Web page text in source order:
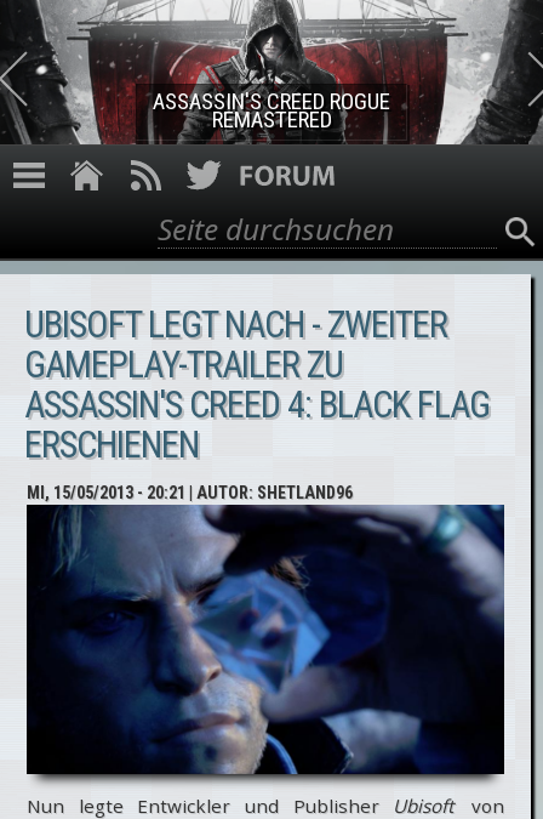
Direkt zum Inhalt
ASSASSIN'S CREED ROGUE
REMASTERED
Suchformular
Suche
UBISOFT LEGT NACH - ZWEITER
GAMEPLAY-TRAILER ZU
ASSASSIN'S CREED 4: BLACK FLAG
ERSCHIENEN
MI, 15/05/2013 - 20:21 | AUTOR: SHETLAND96
Nun legte Entwickler und Publisher Ubisoft
von